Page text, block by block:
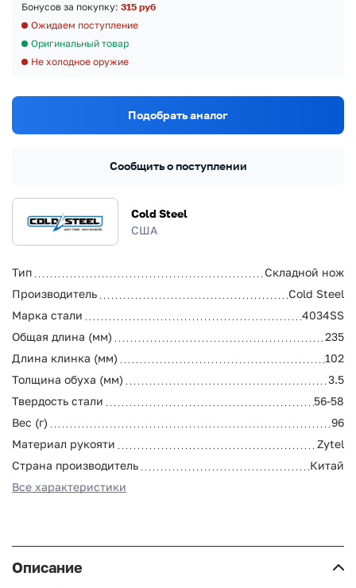
Cold Steel
США
Тип
Складной нож
Производитель
Cold Steel
Марка стали
4034SS
Общая длина (мм)
235
Длина клинка (мм)
102
Толщина обуха (мм)
3.5
Твердость стали
56-58
Вес (г)
96
Материал рукояти
Zytel
Страна производитель
Китай
Все характеристики
Бонусов за покупку: 315 руб
Ожидаем поступление
Оригинальный товар
Не холодное оружие
Подобрать аналог
Сообщить о поступлении
Описание